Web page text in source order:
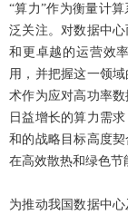
“算力”作为衡量计
泛关注。对数据中
和更卓越的运营效
用，并把握这一领
术作为应对高功率
日益增长的算力需
和的战略目标高度
在高效散热和绿色节
为推动我国数据中